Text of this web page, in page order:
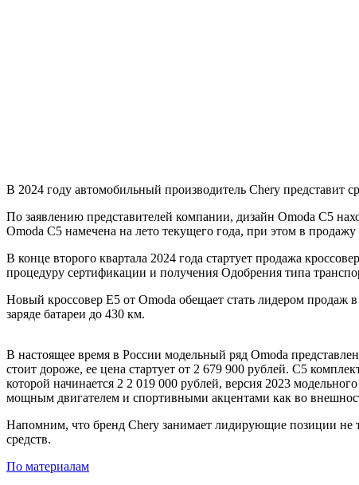
В 2024 году автомобильный производитель Chery представит
По заявлению представителей компании, дизайн Omoda C5
Omoda C5 намечена на лето текущего года, при этом в
В конце второго квартала 2024 года стартует продажа
процедуру сертификации и получения Одобрения типа
Новый кроссовер E5 от Omoda обещает стать лидером продаж
заряде батареи до 430 км.
В настоящее время в России модельный ряд Omoda
стоит дороже, ее цена стартует от 2 679 900 рублей. C5
которой начинается 2 2 019 000 рублей, версия 2023
мощным двигателем и спортивными акцентами как во
Напомним, что бренд Chery занимает лидирующие позиции не
средств.
По материалам